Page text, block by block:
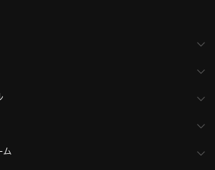
セントプレート・電気関連部品）
リーズ一覧 ／ 製品ピックアップ
ー・プレート・マルチタップ